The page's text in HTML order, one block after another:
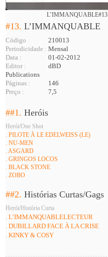
L’IMMANQUABLE#13
#13.L’IMMANQUABLE
Código
210013
Periodicidade : Mensal
Data :
01-02-2012
Editor :
dBD
Publications
Páginas :
146
Preço :
7,5
##1.Heróis
Herói/One Shot
. PILOTE À LE EDELWEISS (LE)
. NU-MEN
. ASGARD
. GRINGOS LOCOS
. BLACK STONE
. ZOBO
##2.Histórias Curtas/Gags
Herói/História Curta
. L’IMMANQUABLELECTEUR
. DUBILLARD FACE À LA CRISE
. KINKY & COSY